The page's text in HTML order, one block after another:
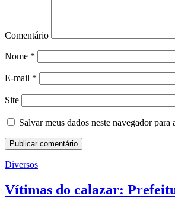
Comentário
Nome *
E-mail *
Site
Salvar meus dados neste navegador
Diversos
Vítimas do calazar: